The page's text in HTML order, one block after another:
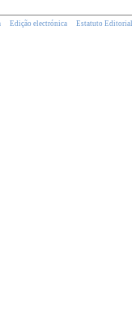
Edição electrónica Estatuto Editorial